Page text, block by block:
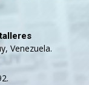
Venezuela.